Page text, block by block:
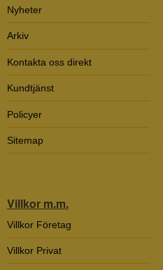
Nyheter
Arkiv
Kontakta oss direkt
Kundtjänst
Policyer
Sitemap
Villkor m.m.
Villkor Företag
Villkor Privat